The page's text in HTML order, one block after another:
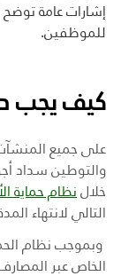
إشارات عامة توضح
للموظفين.
كيف يجب
على جميع المنشآت
والتوطين سداد
خلال نظام حماية
التالي لانتهاء
وبموجب نظام
الخاص عبر